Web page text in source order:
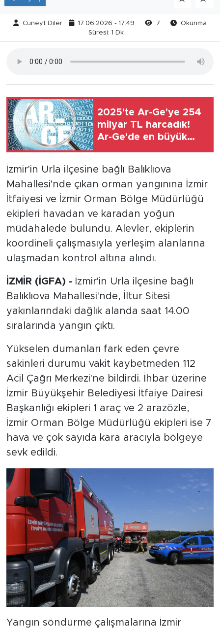
Cüneyt Diler 17.06.2026 - 17:49 7
Okunma
Süresi: 1 Dk
2025'te Ar-Ge'ye 254
milyar TL harcadık!
Ar-Ge'de en büyük
İzmir'in Urla ilçesine bağlı Balıklıova
Mahallesi'nde çıkan orman yangınına İzmir
İtfaiyesi ve İzmir Orman Bölge Müdürlüğü
ekipleri havadan ve karadan yoğun
müdahalede bulundu. Alevler, ekiplerin
koordineli çalışmasıyla yerleşim alanlarına
ulaşmadan kontrol altına alındı.
İZMİR (İGFA) - İzmir'in Urla ilçesine bağlı
Balıklıova Mahallesi'nde, İltur Sitesi
yakınlarındaki dağlık alanda saat 14.00
sıralarında yangın çıktı.
Yükselen dumanları fark eden çevre
sakinleri durumu vakit kaybetmeden 112
Acil Çağrı Merkezi'ne bildirdi. İhbar üzerine
İzmir Büyükşehir Belediyesi İtfaiye Dairesi
Başkanlığı ekipleri 1 araç ve 2 arazözle,
İzmir Orman Bölge Müdürlüğü ekipleri ise 7
hava ve çok sayıda kara aracıyla bölgeye
sevk edildi.
Yangın söndürme çalışmalarına İzmir